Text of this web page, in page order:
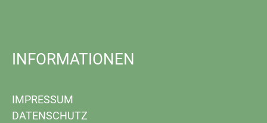
INFORMATIONEN
IMPRESSUM
DATENSCHUTZ